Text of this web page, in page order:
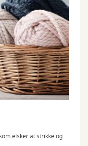
elsker at strikke og